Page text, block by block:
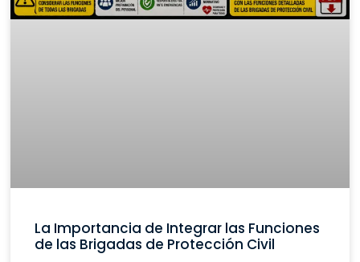
La Importancia de Integrar las Funciones
de las Brigadas de Protección Civil